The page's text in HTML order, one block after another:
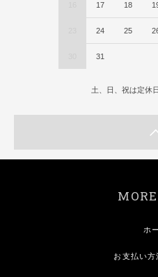
17 18
24 25
31
土、日、祝は定休
ホ
お支払い方